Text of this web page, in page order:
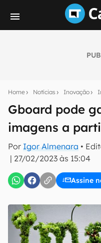
Home Notícias Inovação
Gboard pode
imagens a
Por Igor Almenara •
| 27/02/2023 às 15:04
Assine
notícias e reviews
E-mail
Uso e Política de